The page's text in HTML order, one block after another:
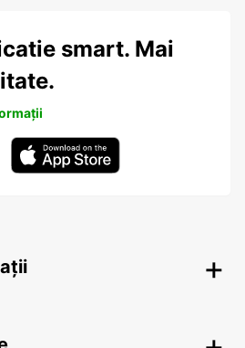
smart. Mai